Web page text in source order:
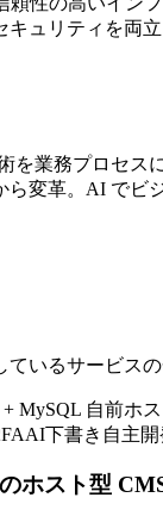
ュリティを両立
を業務プロセス
ら変革。AI でビ
いるサービスの
AI下書き 自主開
ホスト型